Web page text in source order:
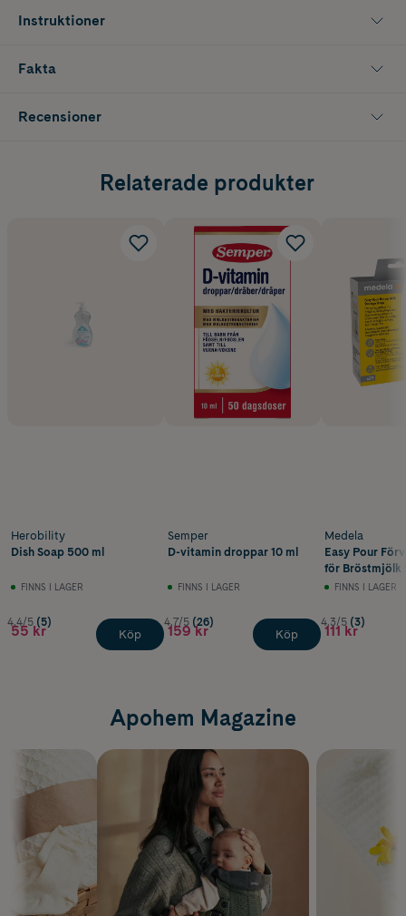
Instruktioner
Fakta
Recensioner
Relaterade produkter
Herobility
Dish Soap 500 ml
FINNS I LAGER
4.4/5 (5)
55 kr Köp
Semper
D-vitamin droppar 10 ml
FINNS I LAGER
4.7/5 (26)
159 kr Köp
Medela
Easy Pour
för Bröstmjölk
FINNS I LAGER
4.3/5 (3)
111 kr
Apohem Magazine